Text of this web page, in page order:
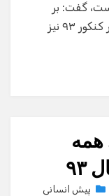
گفت: بر
اساس مصوبه مجلس شورای اسلامی، در کنکور ۹۳ نیز
همه
پیش انسانی